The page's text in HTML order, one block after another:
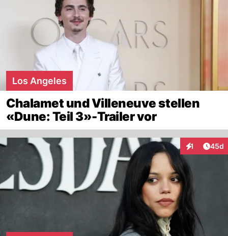
Los Angeles
Chalamet und Villeneuve stellen
«Dune: Teil 3»-Trailer vor
1
Interaktionen
45d